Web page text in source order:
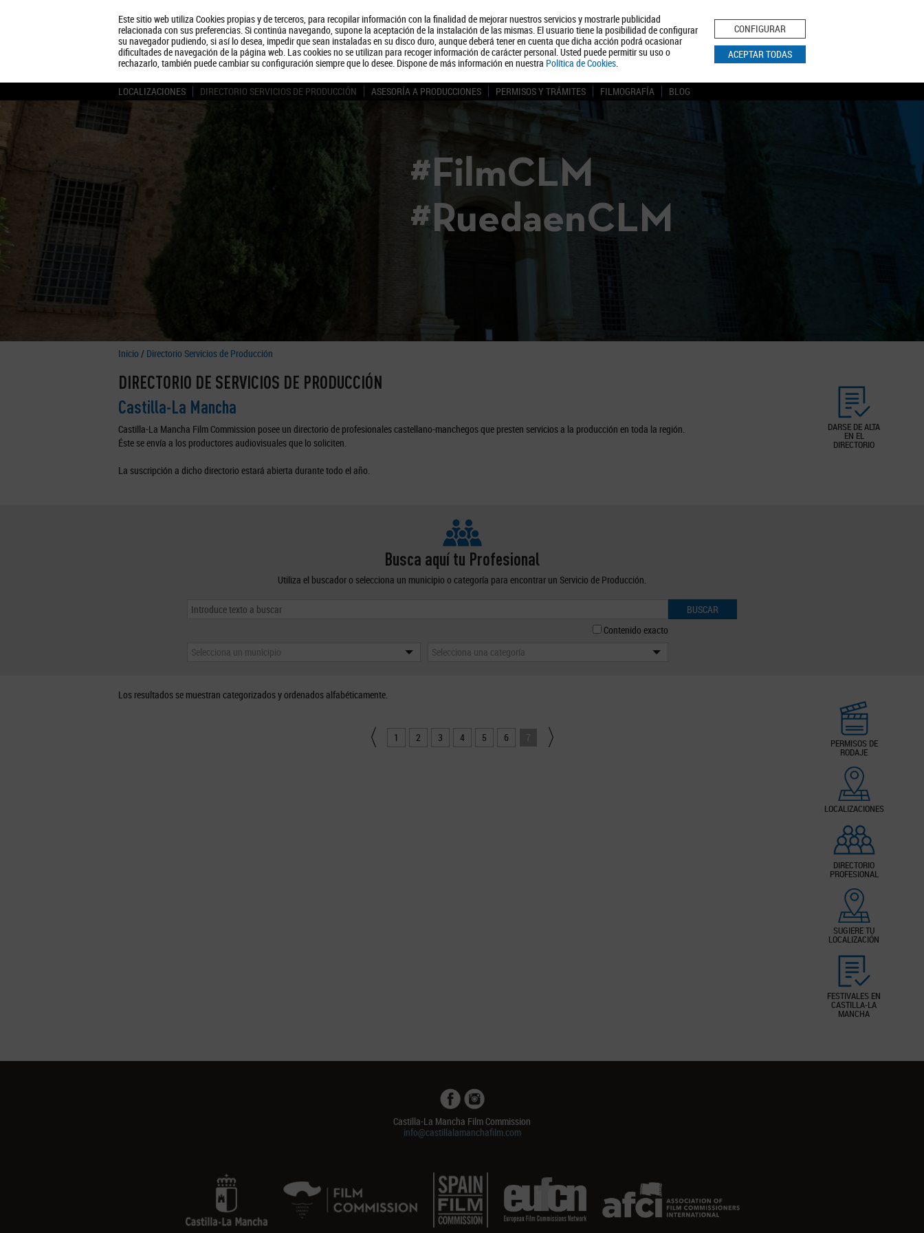
Este sitio web utiliza Cookies propias y de terceros, para recopilar información con la finalidad de mejorar nuestros servicios y mostrarle publicidad
relacionada con sus preferencias. Si continúa navegando, supone la aceptación de la instalación de las mismas. El usuario tiene la posibilidad de configurar
su navegador pudiendo, si así lo desea, impedir que sean instaladas en su disco duro, aunque deberá tener en cuenta que dicha acción podrá ocasionar
dificultades de navegación de la página web. Las cookies no se utilizan para recoger información de carácter personal. Usted puede permitir su uso o
rechazarlo, también puede cambiar su configuración siempre que lo desee. Dispone de más información en nuestra Política de Cookies.
CONFIGURAR
ACEPTAR TODAS
Quiénes somos Turismo Política de Privacidad Aviso Legal Política de Cookies
BUSCAR
LOCALIZACIONES DIRECTORIO SERVICIOS DE PRODUCCIÓN ASESORÍA A PRODUCCIONES PERMISOS Y TRÁMITES FILMOGRAFÍA BLOG
#FilmCLM
#RuedaenCLM
Inicio / Directorio Servicios de Producción
DARSE DE ALTA
EN EL
DIRECTORIO
DIRECTORIO DE SERVICIOS DE PRODUCCIÓN
Castilla-La Mancha
Castilla-La Mancha Film Commission posee un directorio de profesionales castellano-manchegos que presten servicios a la producción en toda la región.
Éste se envía a los productores audiovisuales que lo soliciten.
La suscripción a dicho directorio estará abierta durante todo el año.
Busca aquí tu Profesional
Utiliza el buscador o selecciona un municipio o categoría para encontrar un Servicio de Producción.
BUSCAR
Contenido exacto
Selecciona un municipio
Selecciona una categoría
PERMISOS DE
RODAJE
LOCALIZACIONES
DIRECTORIO
PROFESIONAL
SUGIERE TU
LOCALIZACIÓN
FESTIVALES EN
CASTILLA-LA
MANCHA
Los resultados se muestran categorizados y ordenados alfabéticamente.
1 2 3 4 5 6 7
Castilla-La Mancha Film Commission
info@castillalamanchafilm.com